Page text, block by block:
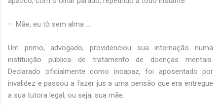
— Mãe, eu tô sem alma ...
Um primo, advogado, providenciou sua internação numa
instituição pública de tratamento de doenças mentais.
Declarado oficialmente como incapaz, foi aposentado por
invalidez e passou a fazer jus a uma pensão que era entregue
a sua tutora legal, ou seja, sua mãe.